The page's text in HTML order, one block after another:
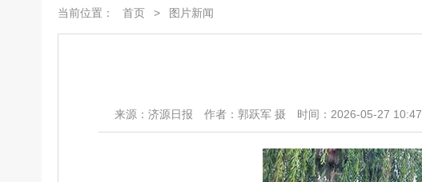
当前位置： 首页 > 图片新闻
来源：济源日报 作者：郭跃军 摄 时间：2026-05-27 10:47